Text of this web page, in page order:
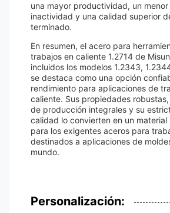
una mayor productividad, un
inactividad y una calidad superior
terminado.
En resumen, el acero para
trabajos en caliente 1.2714 de
incluidos los modelos 1.2343,
se destaca como una opción
rendimiento para aplicaciones de
caliente. Sus propiedades
de producción integrales y su
calidad lo convierten en un material
para los exigentes aceros para
destinados a aplicaciones de
mundo.
Personalización: